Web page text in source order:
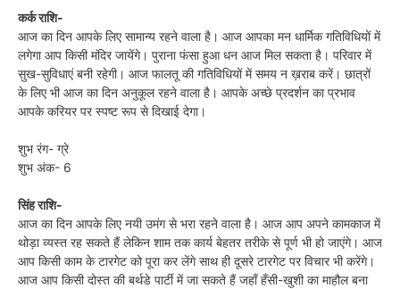
कर्क राशि-
आज का दिन आपके लिए सामान्य रहने वाला है। आज आपका मन धार्मिक गतिविधियों में
लगेगा आप किसी मंदिर जायेंगे। पुराना फंसा हुआ धन आज मिल सकता है। परिवार में
सुख-सुविधाएं बनी रहेगी। आज फालतू की गतिविधियों में समय न ख़राब करें। छात्रों
के लिए भी आज का दिन अनुकूल रहने वाला है। आपके अच्छे प्रदर्शन का प्रभाव
आपके करियर पर स्पष्ट रूप से दिखाई देगा।
शुभ रंग- ग्रे
शुभ अंक- 6
सिंह राशि-
आज का दिन आपके लिए नयी उमंग से भरा रहने वाला है। आज आप अपने कामकाज में
थोड़ा व्यस्त रह सकते हैं लेकिन शाम तक कार्य बेहतर तरीके से पूर्ण भी हो जाएंगे। आज
आप किसी काम के टारगेट को पूरा कर लेंगे साथ ही दूसरे टारगेट पर विचार भी करेंगे।
आज आप किसी दोस्त की बर्थडे पार्टी में जा सकते हैं जहाँ हँसी-खुशी का माहौल बना